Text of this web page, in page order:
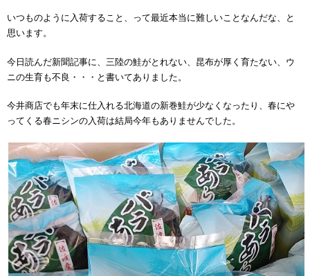
いつものように入荷すること、って最近本当に難しいことなんだな、と
思います。
今日読んだ新聞記事に、三陸の鮭がとれない、昆布が厚く育たない、ウ
ニの生育も不良・・・と書いてありました。
今井商店でも年末に仕入れる北海道の新巻鮭が少なくなったり、春にや
ってくる春ニシンの入荷は結局今年もありませんでした。